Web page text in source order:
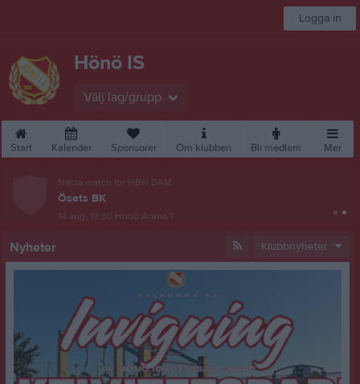
Logga in
Hönö IS
Välj lag/grupp
Start Kalender Sponsorer Om klubben Bli medlem Mer
Nästa match för HBH DAM
Ösets BK
14 aug, 19:30 Hönö Arena 1
Nyheter Klubbnyheter